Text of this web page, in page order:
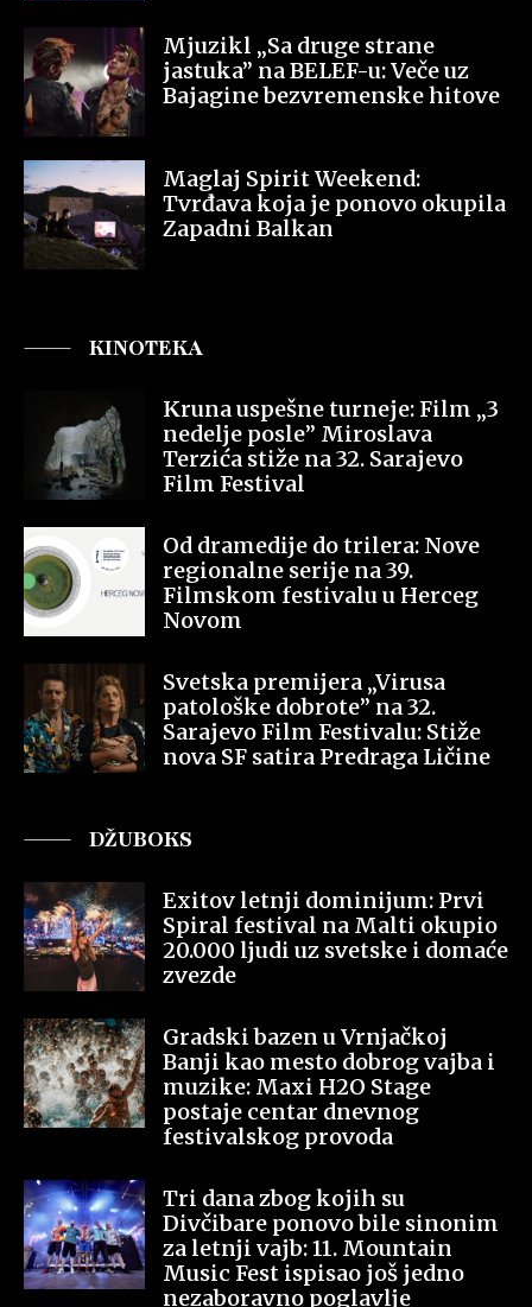
Mjuzikl „Sa druge strane
jastuka” na BELEF-u: Veče uz
Bajagine bezvremenske hitove
Maglaj Spirit Weekend:
Tvrđava koja je ponovo okupila
Zapadni Balkan
KINOTEKA
Kruna uspešne turneje: Film „3
nedelje posle” Miroslava
Terzića stiže na 32. Sarajevo
Film Festival
Od dramedije do trilera: Nove
regionalne serije na 39.
Filmskom festivalu u Herceg
Novom
Svetska premijera „Virusa
patološke dobrote” na 32.
Sarajevo Film Festivalu: Stiže
nova SF satira Predraga Ličine
DŽUBOKS
Exitov letnji dominijum: Prvi
Spiral festival na Malti okupio
20.000 ljudi uz svetske i domaće
zvezde
Gradski bazen u Vrnjačkoj
Banji kao mesto dobrog vajba i
muzike: Maxi H2O Stage
postaje centar dnevnog
festivalskog provoda
Tri dana zbog kojih su
Divčibare ponovo bile sinonim
za letnji vajb: 11. Mountain
Music Fest ispisao još jedno
nezaboravno poglavlje